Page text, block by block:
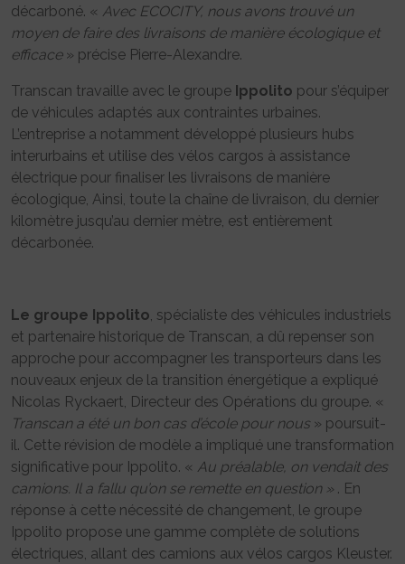
décarboné. « Avec ECOCITY, nous avons trouvé un
moyen de faire des livraisons de manière écologique et
efficace» précise Pierre-Alexandre.
Transcan travaille avec le groupe Ippolito pour s’équiper
de véhicules adaptés aux contraintes urbaines.
L’entreprise a notamment développé plusieurs hubs
interurbains et utilise des vélos cargos à assistance
électrique pour finaliser les livraisons de manière
écologique, Ainsi, toute la chaîne de livraison, du dernier
kilomètre jusqu’au dernier mètre, est entièrement
décarbonée.
Le groupe Ippolito, spécialiste des véhicules industriels
et partenaire historique de Transcan, a dû repenser son
approche pour accompagner les transporteurs dans les
nouveaux enjeux de la transition énergétique a expliqué
Nicolas Ryckaert, Directeur des Opérations du groupe. «
Transcan a été un bon cas d’école pour nous» poursuit-
il. Cette révision de modèle a impliqué une transformation
significative pour Ippolito. « Au préalable, on vendait des
camions. Il a fallu qu’on se remette en question » . En
réponse à cette nécessité de changement, le groupe
Ippolito propose une gamme complète de solutions
électriques, allant des camions aux vélos cargos Kleuster.